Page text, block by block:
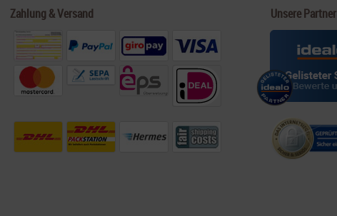
Zahlung & Versand Unsere Partner